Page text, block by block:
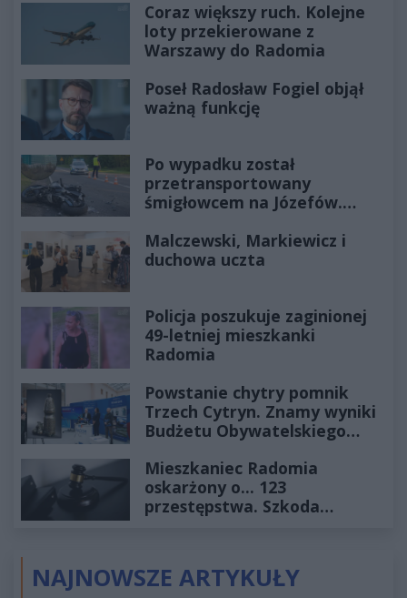
Coraz większy ruch. Kolejne
loty przekierowane z
Warszawy do Radomia
Poseł Radosław Fogiel objął
ważną funkcję
Po wypadku został
przetransportowany
śmigłowcem na Józefów.
Malczewski, Markiewicz i
duchowa uczta
Policja poszukuje zaginionej
49-letniej mieszkanki
Radomia
Powstanie chytry pomnik
Trzech Cytryn. Znamy wyniki
Budżetu Obywatelskiego
Mieszkaniec Radomia
oskarżony o... 123
przestępstwa. Szkoda
NAJNOWSZE ARTYKUŁY